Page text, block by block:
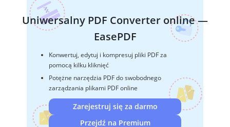
Uniwersalny PDF Converter online —
EasePDF
Konwertuj, edytuj i kompresuj pliki PDF za
pomocą kilku kliknięć
Potężne narzędzia PDF do swobodnego
zarządzania plikami PDF online
Zarejestruj się za darmo
Przejdź na Premium